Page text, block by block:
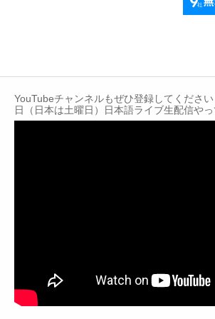
Contact
YouTubeチャンネルもぜひ登録してくださ
日（日本は土曜日）日本語ライブ生配信やっ